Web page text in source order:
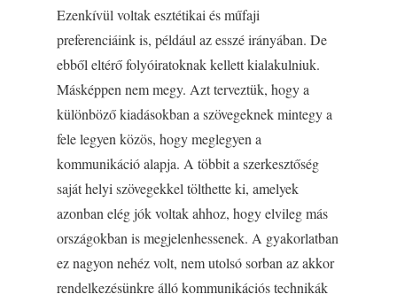
Ezenkívül voltak esztétikai és műfaji
preferenciáink is, például az esszé irányában. De
ebből eltérő folyóiratoknak kellett kialakulniuk.
Másképpen nem megy. Azt terveztük, hogy a
különböző kiadásokban a szövegeknek mintegy a
fele legyen közös, hogy meglegyen a
kommunikáció alapja. A többit a szerkesztőség
saját helyi szövegekkel tölthette ki, amelyek
azonban elég jók voltak ahhoz, hogy elvileg más
országokban is megjelenhessenek. A gyakorlatban
ez nagyon nehéz volt, nem utolsó sorban az akkor
rendelkezésünkre álló kommunikációs technikák